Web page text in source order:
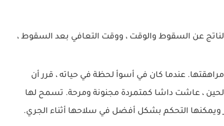
عن السقوط والوقت ، ووقت التعافي بعد السقوط ،
عندما كان في أسوأ لحظة في حياته ، قرر أن
، عاشت داشا كمتمردة مجنونة ومرحة. تسمح لها
ويمكنها التحكم بشكل أفضل في سلاحها أثناء الجري.